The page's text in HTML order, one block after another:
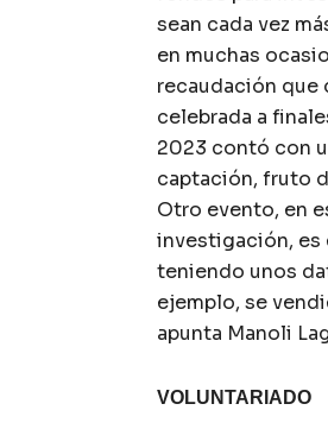
sean cada vez
en muchas
recaudación que
celebrada a
2023 contó con
captación, fruto
Otro evento, en
investigación, es
teniendo unos
ejemplo, se
apunta Manoli
VOLUNTARIADO